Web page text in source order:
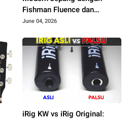
Fishman Fluence dan
Tremolo Locking
June 04, 2026
iRig KW vs iRig Original: